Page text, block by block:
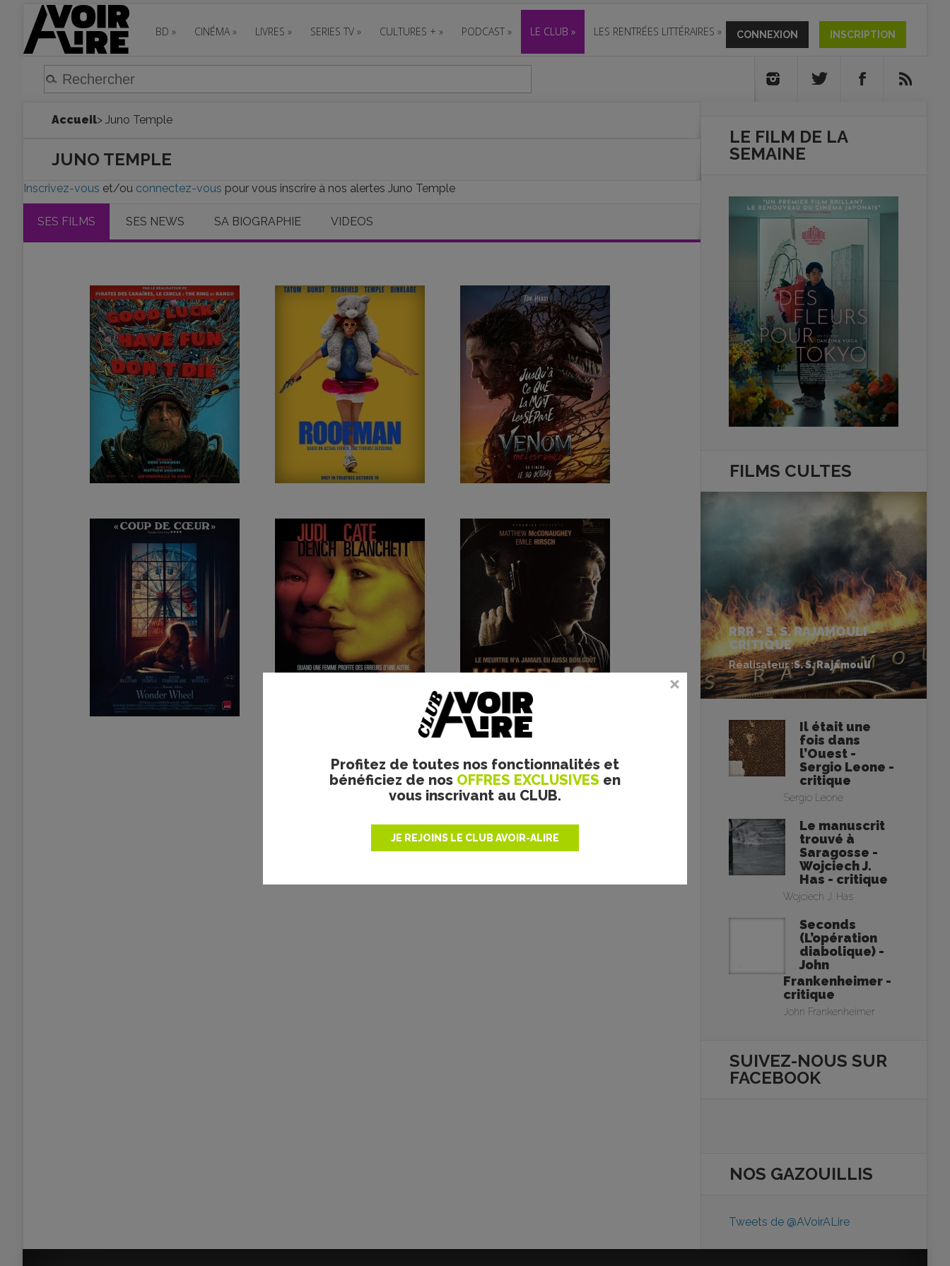
BD » CINÉMA » LIVRES » SERIES TV » CULTURES + » PODCAST » LE CLUB » LES RENTRÉES LITTÉRAIRES » CONNEXION INSCRIPTION
Profitez de toutes nos fonctionnalités et
bénéficiez de nos OFFRES EXCLUSIVES en
vous inscrivant au CLUB.
JE REJOINS LE CLUB AVOIR-ALIRE
Accueil> Juno Temple
JUNO TEMPLE
Inscrivez-vous et/ou connectez-vous pour vous inscrire à nos alertes Juno Temple
SES FILMS SES NEWS SA BIOGRAPHIE VIDEOS
LE FILM DE LA
SEMAINE
FILMS CULTES
RRR - S. S. RAJAMOULI -
CRITIQUE
Réalisateur :S. S. Rajamouli
Il était une
fois dans
l’Ouest -
Sergio Leone -
critique
Sergio Leone
Le manuscrit
trouvé à
Saragosse -
Wojciech J.
Has - critique
Wojciech J. Has
Seconds
(L’opération
diabolique) -
John
Frankenheimer -
critique
John Frankenheimer
SUIVEZ-NOUS SUR
FACEBOOK
NOS GAZOUILLIS
Tweets de @AVoirALire